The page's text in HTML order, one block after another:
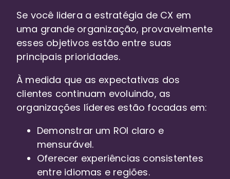
Se você lidera a estratégia de CX em
uma grande organização, provavelmente
esses objetivos estão entre suas
principais prioridades.
À medida que as expectativas dos
clientes continuam evoluindo, as
organizações líderes estão focadas em:
Demonstrar um ROI claro e
mensurável.
Oferecer experiências consistentes
entre idiomas e regiões.